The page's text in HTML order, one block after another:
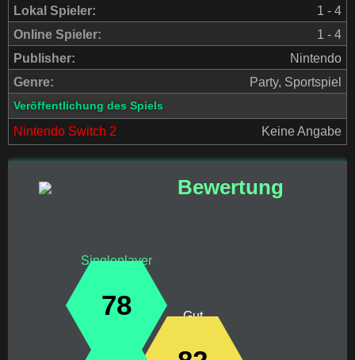
Lokal Spieler:
1 - 4
Online Spieler:
1 - 4
Publisher:
Nintendo
Genre:
Party, Sportspiel
Veröffentlichung des Spiels
Nintendo Switch 2 Keine Angabe
Bewertung
Singleplayer
78
Gut